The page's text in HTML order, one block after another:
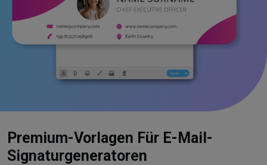
Premium-Vorlagen Für E-Mail-
Signaturgeneratoren